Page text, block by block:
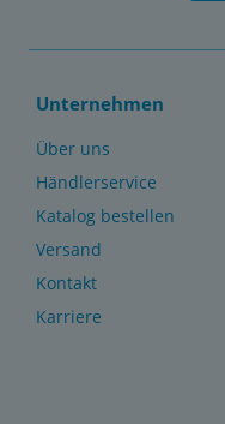
Unternehmen
Über uns
Händlerservice
Katalog bestellen
Versand
Kontakt
Karriere